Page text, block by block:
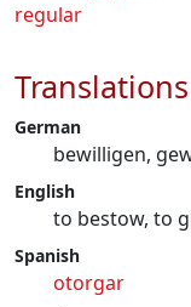
regular
Translations
German
bewilligen,
English
to bestow, to
Spanish
otorgar